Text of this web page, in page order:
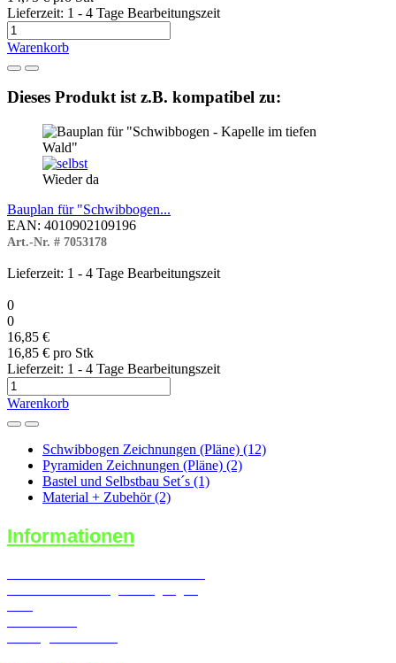
Lieferzeit: 1 - 4 Tage Bearbeitungszeit
Warenkorb
Dieses Produkt ist z.B. kompatibel zu:
Wieder da
Bauplan für "Schwibbogen...
EAN: 4010902109196
Art.-Nr. # 7053178
Lieferzeit: 1 - 4 Tage Bearbeitungszeit
0
0
16,85 €
16,85 € pro Stk
Lieferzeit: 1 - 4 Tage Bearbeitungszeit
Warenkorb
Schwibbogen Zeichnungen (Pläne) (12)
Pyramiden Zeichnungen (Pläne) (2)
Bastel und Selbstbau Set´s (1)
Material + Zubehör (2)
Informationen